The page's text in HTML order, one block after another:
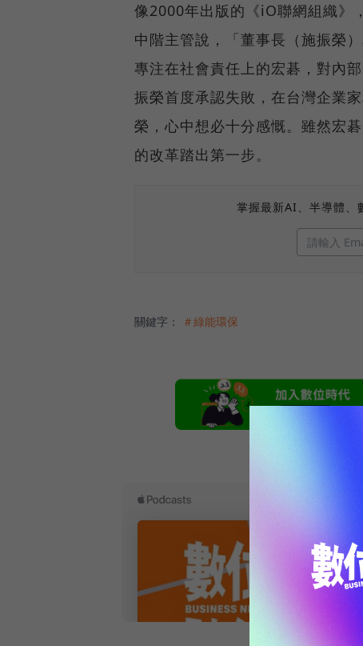
像2000年出版的《iO聯網組織》
中階主管說，「董事長（施振榮
專注在社會責任上的宏碁，對內
振榮首度承認失敗，在台灣企業
榮，心中想必十分感慨。雖然宏
的改革踏出第一步。
掌握最新AI、半導體、
關鍵字： ＃綠能環保